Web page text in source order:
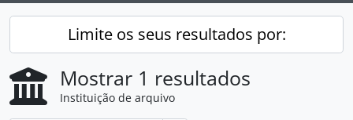
Limite os seus resultados por:
Mostrar 1 resultados
Instituição de arquivo